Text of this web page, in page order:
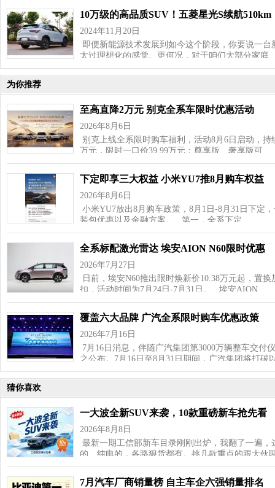
10万级的高品质SUV！五菱星光S续航510km
2024年11月20日
即便新能源技术发展到如今这个阶段，你要说一
太过理想化的感觉。更何况，对于咱们大部分家庭
为你推荐
至高直降2万元 别克全系车限时优惠活动
2026年8月6日
别克上线全系限时购车福利，活动8月6日启动，
万元，限时一口价39.99万元；尊享版、奢享版可…
下定即享三大权益 小米YU7推8月购车权益
2026年8月6日
小米YU7放出8月购车政策，8月1日‑8月31日下定
装包优惠以及金融方案。 第一，全系下定…
全系标配激光雷达 埃安AION N60限时优惠
2026年7月27日
日前，埃安N60推出限时焕新价10.38万元起，置
扣，活动时间为7月24日-7月31日。 埃安AION …
覆盖六大品牌 广汽全系限时购车优惠政策
2026年7月16日
7月16日消息，伴随广汽集团第3000万辆整车交付
之公布。7月16日至8月31日期间，广汽集团将打
猜你喜欢
一大波全新SUV来袭，10款重磅新车抢先看
2026年8月8日
最新一期工信部新车目录刚刚出炉，我翻了一遍
的、纯电的，各路狠货都有。挑几款重点的跟大伙
7月汽车厂商销量榜 自主车企六强销量排名